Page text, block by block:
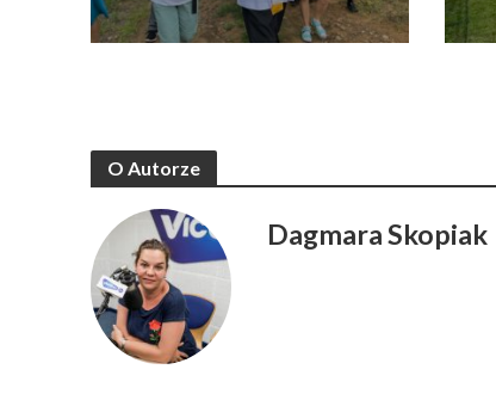
O Autorze
Dagmara Skopiak